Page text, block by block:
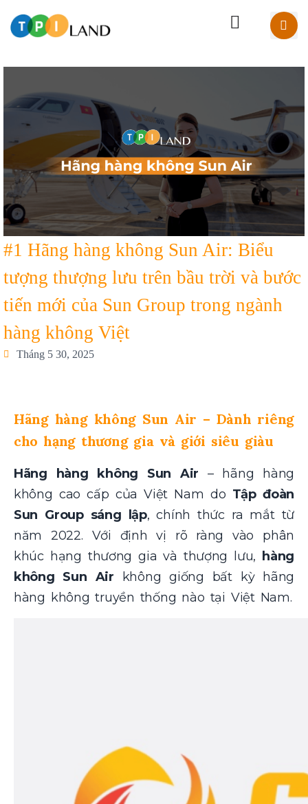
#1 Hãng hàng không Sun Air: Biểu
tượng thượng lưu trên bầu trời và bước
tiến mới của Sun Group trong ngành
hàng không Việt
Tháng 5 30, 2025
Hãng hàng không Sun Air – Dành riêng
cho hạng thương gia và giới siêu giàu
Hãng hàng không Sun Air – hãng hàng
không cao cấp của Việt Nam do Tập đoàn
Sun Group sáng lập, chính thức ra mắt từ
năm 2022. Với định vị rõ ràng vào phân
khúc hạng thương gia và thượng lưu, hàng
không Sun Air
không giống bất kỳ hãng
hàng không truyền thống nào tại Việt Nam.